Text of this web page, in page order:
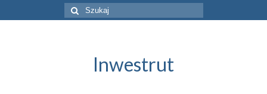
Szuklaj
w:
Inwestrut